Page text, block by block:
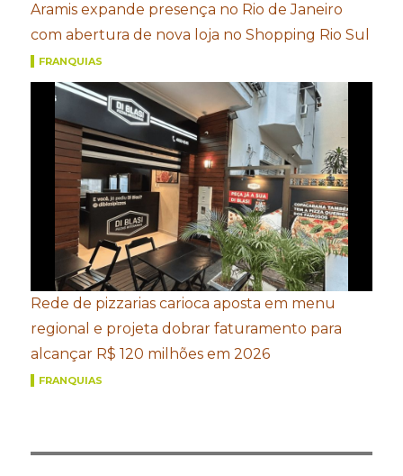
Aramis expande presença no Rio de Janeiro
com abertura de nova loja no Shopping Rio Sul
FRANQUIAS
Rede de pizzarias carioca aposta em menu
regional e projeta dobrar faturamento para
alcançar R$ 120 milhões em 2026
FRANQUIAS